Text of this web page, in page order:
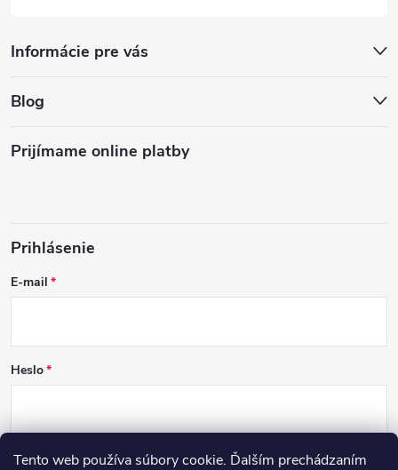
Tento web používa súbory cookie. Ďalším prechádzaním
Informácie pre vás
Blog
Prijímame online platby
Prihlásenie
E-mail
Heslo